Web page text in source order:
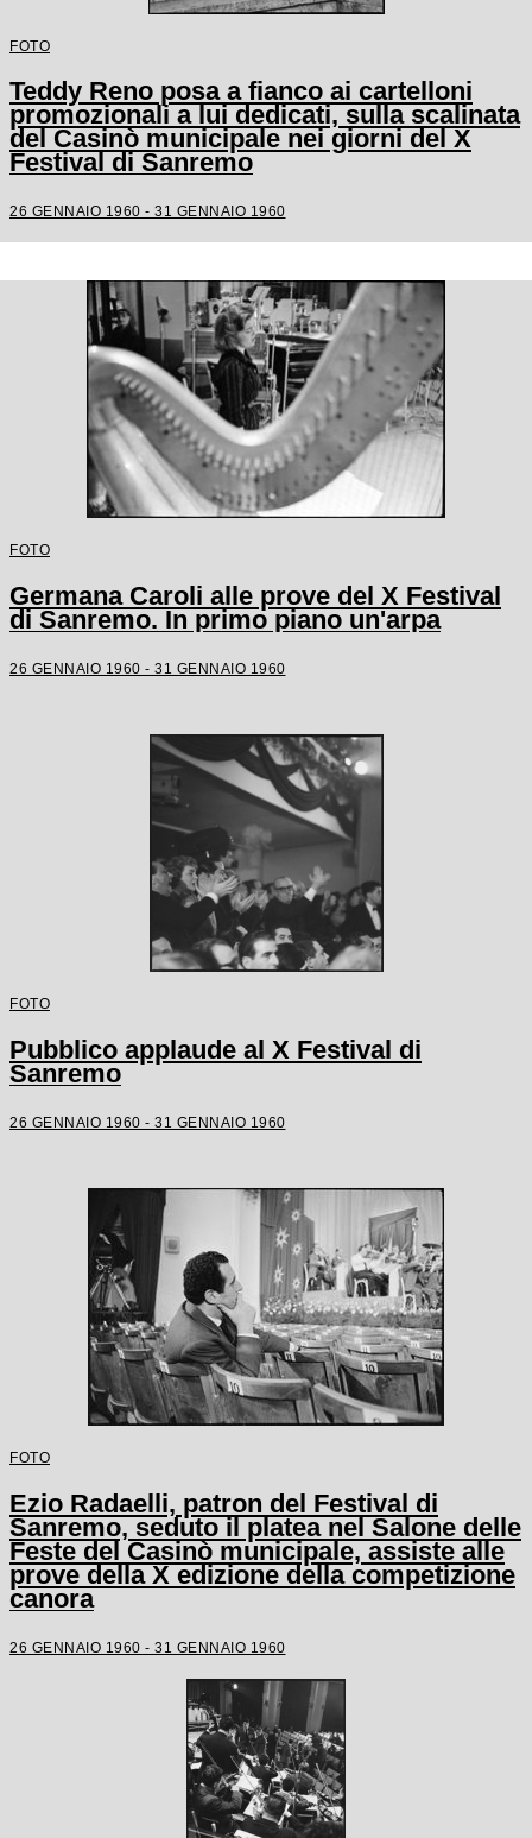
FOTO
Teddy Reno posa a fianco ai cartelloni
promozionali a lui dedicati, sulla scalinata
del Casinò municipale nei giorni del X
Festival di Sanremo
26 GENNAIO 1960 - 31 GENNAIO 1960
FOTO
Germana Caroli alle prove del X Festival
di Sanremo. In primo piano un'arpa
26 GENNAIO 1960 - 31 GENNAIO 1960
FOTO
Pubblico applaude al X Festival di
Sanremo
26 GENNAIO 1960 - 31 GENNAIO 1960
FOTO
Ezio Radaelli, patron del Festival di
Sanremo, seduto il platea nel Salone delle
Feste del Casinò municipale, assiste alle
prove della X edizione della competizione
canora
26 GENNAIO 1960 - 31 GENNAIO 1960